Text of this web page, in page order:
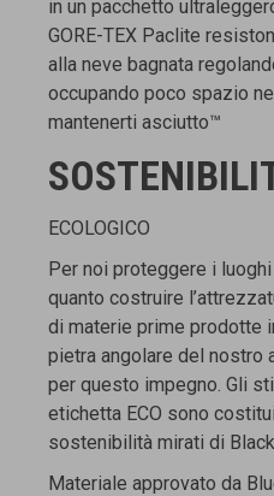
in un pacchetto
GORE-TEX Paclite
alla neve bagnata
occupando poco spazio
mantenerti asciutto™
ECOLOGICO
Per noi proteggere i
quanto costruire
di materie prime prodotte
pietra angolare del nostro
per questo impegno. Gli
etichetta ECO sono
sostenibilità mirati di Black
Materiale approvato da